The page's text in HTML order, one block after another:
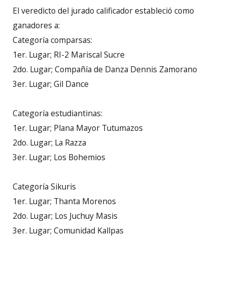
El veredicto del jurado calificador estableció como
ganadores a:
Categoría comparsas:
1er. Lugar; RI-2 Mariscal Sucre
2do. Lugar; Compañía de Danza Dennis Zamorano
3er. Lugar; Gil Dance
Categoría estudiantinas:
1er. Lugar; Plana Mayor Tutumazos
2do. Lugar; La Razza
3er. Lugar; Los Bohemios
Categoría Sikuris
1er. Lugar; Thanta Morenos
2do. Lugar; Los Juchuy Masis
3er. Lugar; Comunidad Kallpas